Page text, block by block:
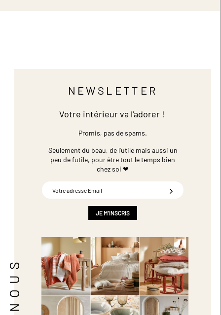
NEWSLETTER
Votre intérieur va l'adorer !
Promis, pas de spams.
Seulement du beau, de l'utile mais aussi un
peu de futile, pour être tout le temps bien
chez soi ❤
JE M'INSCRIS